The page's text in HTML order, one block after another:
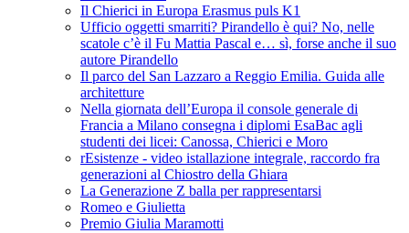
Il Chierici in Europa Erasmus puls K1
Ufficio oggetti smarriti? Pirandello è qui? No, nelle
scatole c’è il Fu Mattia Pascal e… sì, forse anche il suo
autore Pirandello
Il parco del San Lazzaro a Reggio Emilia. Guida alle
architetture
Nella giornata dell’Europa il console generale di
Francia a Milano consegna i diplomi EsaBac agli
studenti dei licei: Canossa, Chierici e Moro
rEsistenze - video istallazione integrale, raccordo fra
generazioni al Chiostro della Ghiara
La Generazione Z balla per rappresentarsi
Romeo e Giulietta
Premio Giulia Maramotti